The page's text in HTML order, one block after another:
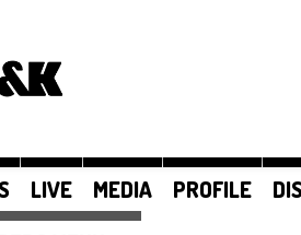
LIVE MEDIA PROFILE